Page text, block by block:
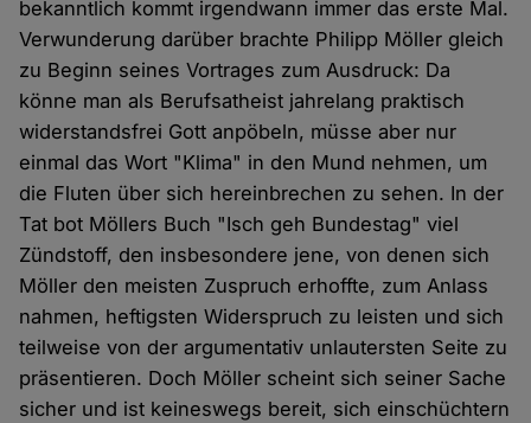
bekanntlich kommt irgendwann immer das erste Mal.
Verwunderung darüber brachte Philipp Möller gleich
zu Beginn seines Vortrages zum Ausdruck: Da
könne man als Berufsatheist jahrelang praktisch
widerstandsfrei Gott anpöbeln, müsse aber nur
einmal das Wort "Klima" in den Mund nehmen, um
die Fluten über sich hereinbrechen zu sehen. In der
Tat bot Möllers Buch "Isch geh Bundestag" viel
Zündstoff, den insbesondere jene, von denen sich
Möller den meisten Zuspruch erhoffte, zum Anlass
nahmen, heftigsten Widerspruch zu leisten und sich
teilweise von der argumentativ unlautersten Seite zu
präsentieren. Doch Möller scheint sich seiner Sache
sicher und ist keineswegs bereit, sich einschüchtern